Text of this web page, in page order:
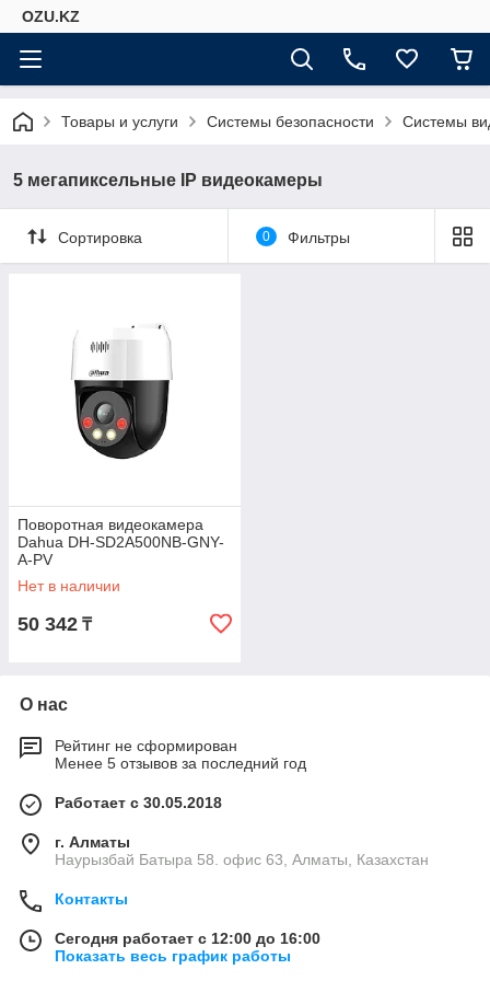
OZU.KZ
Товары и услуги Системы безопасности Системы
5 мегапиксельные IP видеокамеры
Сортировка 0 Фильтры
Поворотная видеокамера
Dahua DH-SD2A500NB-GNY-
A-PV
Нет в наличии
50 342 ₸
О нас
Рейтинг не сформирован
Менее 5 отзывов за последний год
Работает с 30.05.2018
г. Алматы
Наурызбай Батыра 58. офис 63, Алматы, Казахстан
Контакты
Сегодня работает с 12:00 до 16:00
Показать весь график работы